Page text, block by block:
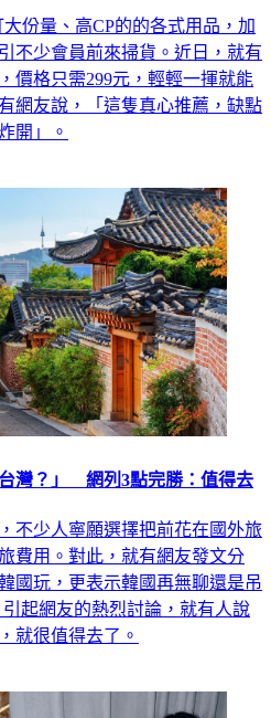
份量、高CP的的各式用品，加
不少會員前來掃貨。近日，就有
價格只需299元，輕輕一揮就能
網友說，「這隻真心推薦，缺點
開」。
灣？」 網列3點完勝：值得去
不少人寧願選擇把前花在國外旅
費用。對此，就有網友發文分
國玩，更表示韓國再無聊還是吊
起網友的熱烈討論，就有人說
就很值得去了。